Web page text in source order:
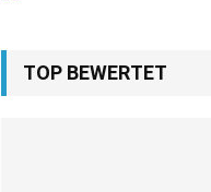
TOP BEWERTET